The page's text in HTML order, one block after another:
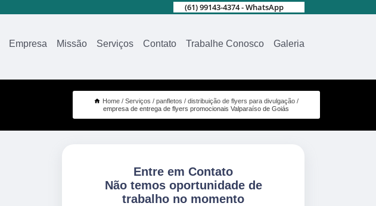
(61) 99143-4374 - WhatsApp
Empresa Missão Serviços Contato Trabalhe Conosco Galeria
Home Serviços panfletos
distribuição de flyers para divulgação
empresa de entrega de flyers promocionais Valparaíso de Goiás
Entre em Contato
Não temos oportunidade de
trabalho no momento